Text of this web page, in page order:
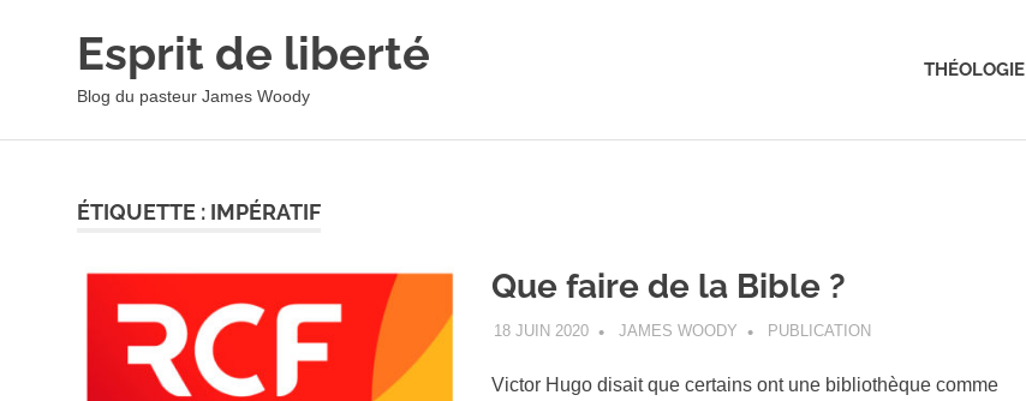
Esprit de liberté
Blog du pasteur James Woody
THÉOLOGIE
ÉTIQUETTE : IMPÉRATIF
Que faire de la Bible ?
18 JUIN 2020 JAMES WOODY PUBLICATION
Victor Hugo disait que certains ont une bibliothèque comme